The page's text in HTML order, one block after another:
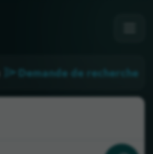
Demande de recherche